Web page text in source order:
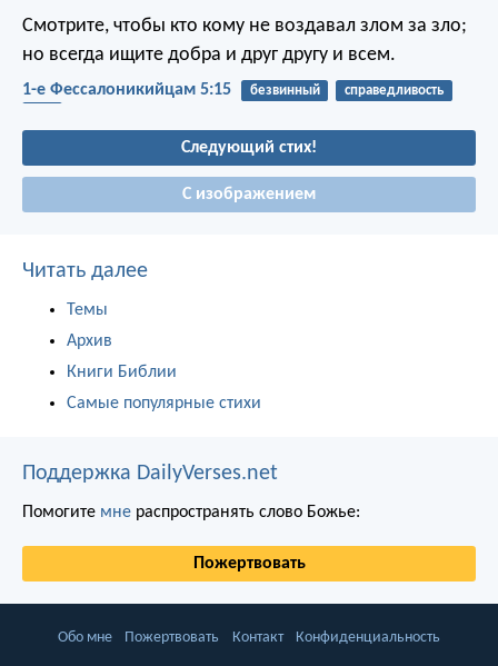
Смотрите, чтобы кто кому не воздавал злом за зло;
но всегда ищите добра и друг другу и всем.
1-е Фессалоникийцам 5:15 безвинный
справедливость
Следующий стих!
С изображением
Читать далее
Темы
Архив
Книги Библии
Самые популярные стихи
Поддержка DailyVerses.net
Помогите мне распространять слово Божье:
Пожертвовать
Обо мне Пожертвовать Контакт Конфиденциальность